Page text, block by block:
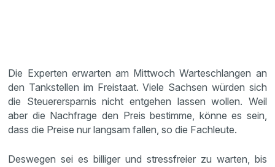
Die Experten erwarten am Mittwoch Warteschlangen an
den Tankstellen im Freistaat. Viele Sachsen würden sich
die Steuerersparnis nicht entgehen lassen wollen. Weil
aber die Nachfrage den Preis bestimme, könne es sein,
dass die Preise nur langsam fallen, so die Fachleute.
Deswegen sei es billiger und stressfreier zu warten, bis